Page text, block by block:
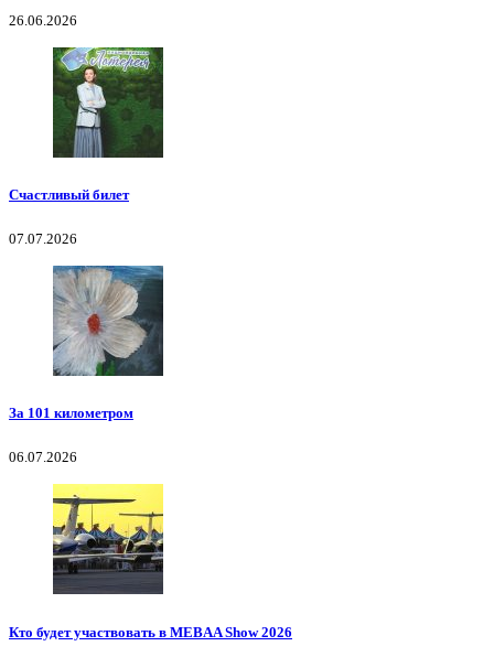
26.06.2026
Счастливый билет
07.07.2026
За 101 километром
06.07.2026
Кто будет участвовать в MEBAA Show 2026